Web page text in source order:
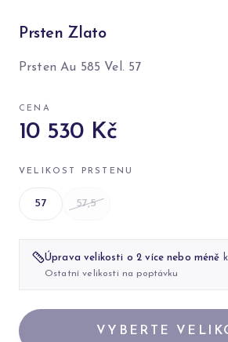
Prsten Zlato
Prsten Au 585 Vel. 57
CENA
10 530 Kč
VELIKOST PRSTENU
57 57,5
Úprava velikosti o 2 více nebo méně
Ostatní velikosti na poptávku
VYBERTE